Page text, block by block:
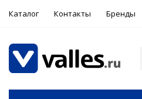
Каталог Контакты Бренды